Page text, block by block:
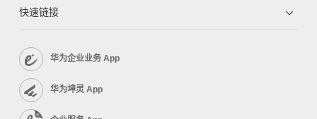
快速链接
华为企业业务 App
华为坤灵 App